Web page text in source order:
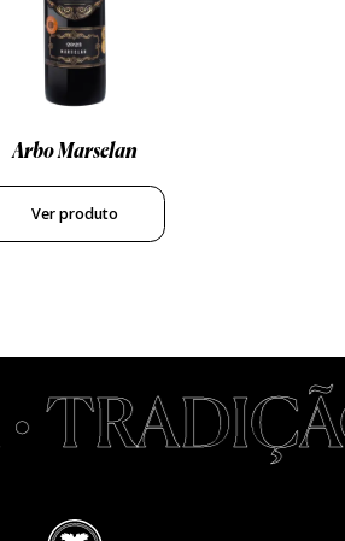
Arbo Marselan
Ver produto